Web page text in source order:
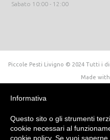
Sabato 10:00 - 12:00
Piccole Pesti Livigno © 2024 Tutti i
Made with
Informativa
Questo sito o gli strumenti
cookie necessari al
cookie policy. Se vuoi